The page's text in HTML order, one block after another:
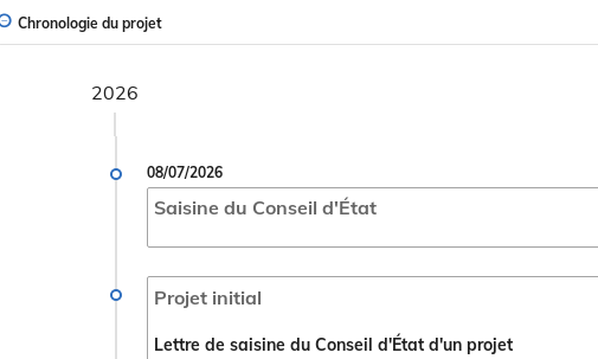
Chronologie du projet
2026
08/07/2026
Saisine du Conseil d'État
Projet initial
Lettre de saisine du Conseil d'État d'un projet